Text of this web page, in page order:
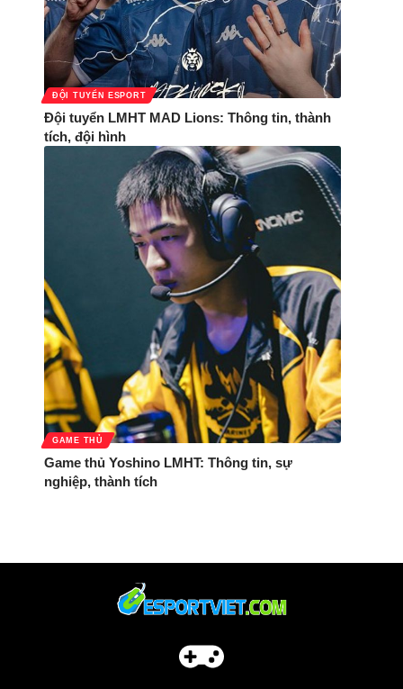
ĐỘI TUYỂN ESPORT
Đội tuyển LMHT MAD Lions: Thông tin, thành
tích, đội hình
GAME THỦ
Game thủ Yoshino LMHT: Thông tin, sự
nghiệp, thành tích